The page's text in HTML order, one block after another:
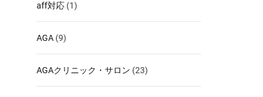
aff対応 (1)
AGA (9)
AGAクリニック・サロン (23)